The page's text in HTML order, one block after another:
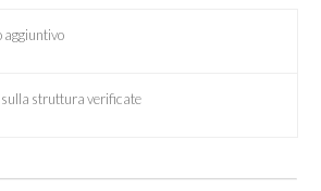
aggiuntivo
struttura verificate